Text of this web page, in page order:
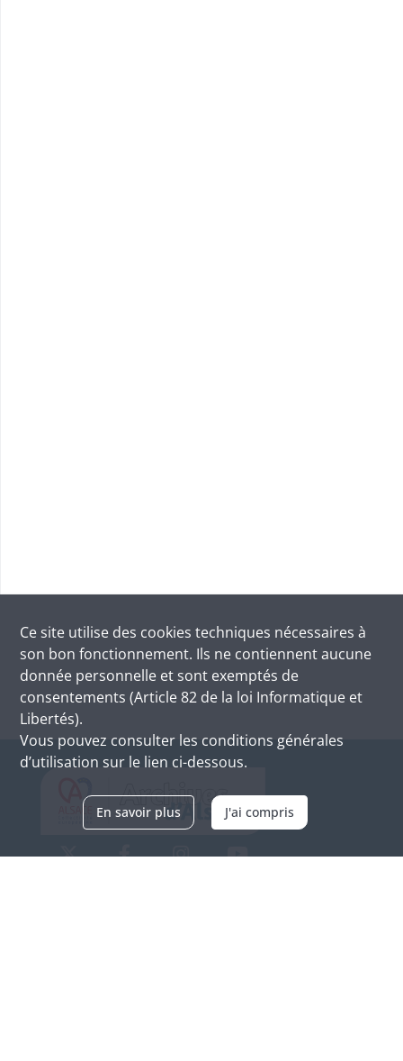
Ce site utilise des cookies techniques nécessaires à
son bon fonctionnement. Ils ne contiennent aucune
donnée personnelle et sont exemptés de
consentements (Article 82 de la loi Informatique et
Libertés).
Vous pouvez consulter les conditions générales
d’utilisation sur le lien ci-dessous.
En savoir plus J'ai compris